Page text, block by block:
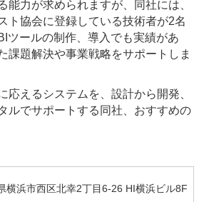
能力が求められますが、同社には、
ト協会に登録している技術者が2名
ツールの制作、導入でも実績があ
課題解決や事業戦略をサポートしま
応えるシステムを、設計から開発、
ルでサポートする同社、おすすめの
横浜市西区北幸2丁目6-26 HI横浜ビル8F